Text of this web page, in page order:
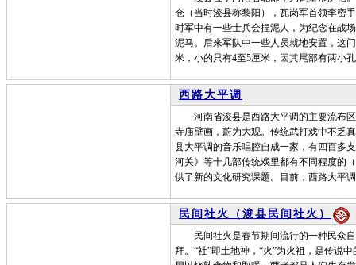
仓（当时浚县称黎阳），瓦岗军首领李密
时军中有一些士兵会捏泥人，为纪念在战
泥马。后来军队中一些人员就地安置，这
米，小的只有4至5厘米，因其尾部有两小
西路大平调
河南省浚县是西路大平调的主要流布区
寺庙壁画，蔚为大观。传统武打戏中不乏
县大平调的音乐唱腔自成一家，有四百多
河关》等十几部传统戏里都有不同程度的
供了新的文化研究课题。目前，西路大
民间社火（浚县民间社火）
民间社火是春节期间流行的一种民众自
拜。“社”即土地神，“火”为火祖，是传说